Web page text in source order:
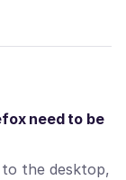
need to be
the desktop,